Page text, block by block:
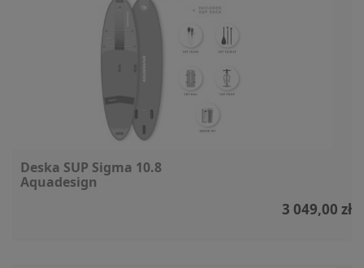
Deska SUP Sigma 10.8
Aquadesign
3 049,00 zł